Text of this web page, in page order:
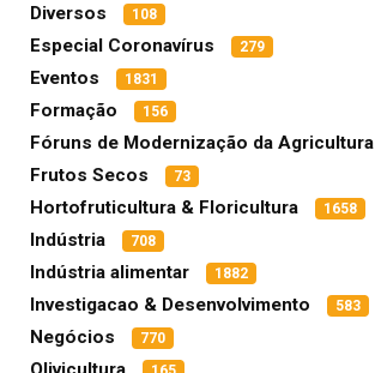
Diversos 108
Especial Coronavírus 279
Eventos 1831
Formação 156
Fóruns de Modernização da Agricultura
Frutos Secos 73
Hortofruticultura & Floricultura 1658
Indústria 708
Indústria alimentar 1882
Investigacao & Desenvolvimento 583
Negócios 770